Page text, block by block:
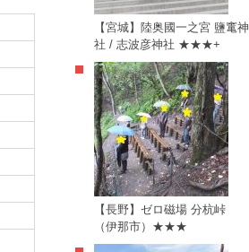
【宮城】陸奥國一之宮 鹽竃神
社 / 志波彦神社 ★★★+
【長野】ゼロ磁場 分杭峠
（伊那市）★★★